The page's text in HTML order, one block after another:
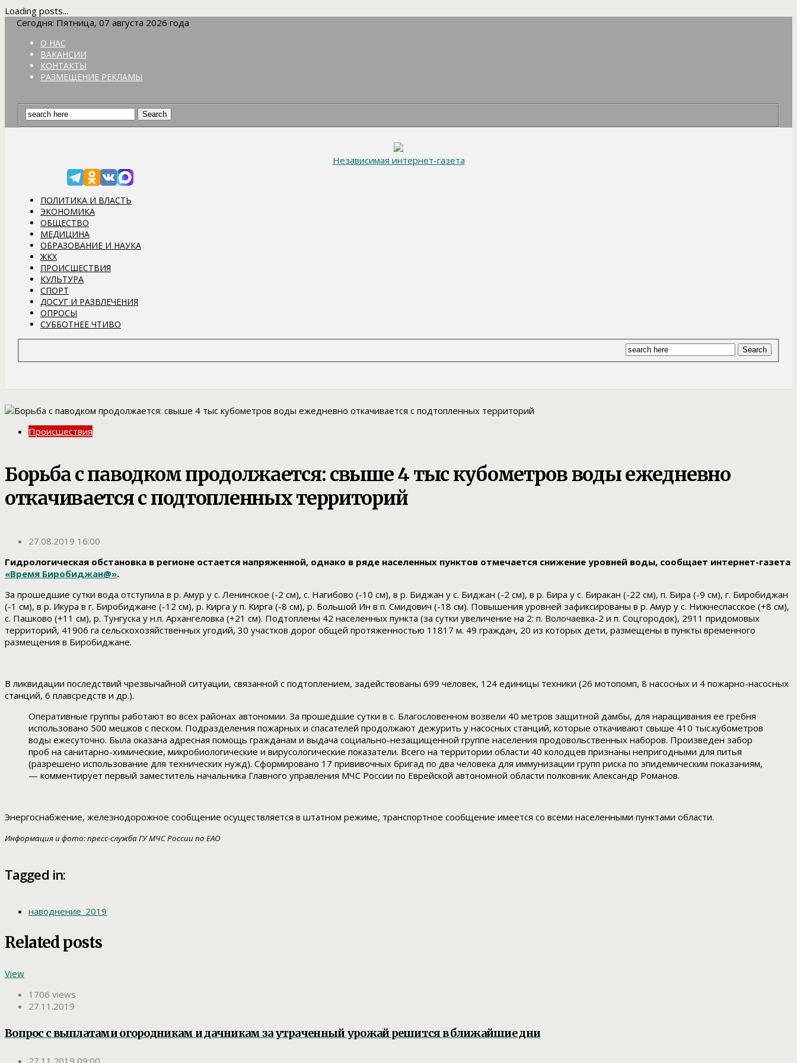
Loading posts...
Сегодня: Пятница, 07 августа 2026 года
О НАС
ВАКАНСИИ
КОНТАКТЫ
РАЗМЕЩЕНИЕ РЕКЛАМЫ
Независимая интернет-газета
ПОЛИТИКА И ВЛАСТЬ
ЭКОНОМИКА
ОБЩЕСТВО
МЕДИЦИНА
ОБРАЗОВАНИЕ И НАУКА
ЖКХ
ПРОИСШЕСТВИЯ
КУЛЬТУРА
СПОРТ
ДОСУГ И РАЗВЛЕЧЕНИЯ
ОПРОСЫ
СУББОТНЕЕ ЧТИВО
Происшествия
Борьба с паводком продолжается: свыше 4 тыс кубометров воды ежедневно
откачивается с подтопленных территорий
27.08.2019 16:00
Гидрологическая обстановка в регионе остается напряженной, однако в ряде населенных пунктов отмечается снижение уровней воды, сообщает интернет-газета
«Время Биробиджан@».
За прошедшие сутки вода отступила в р. Амур у с. Ленинское (-2 см), с. Нагибово (-10 см), в р. Биджан у с. Биджан (-2 см), в р. Бира у с. Биракан (-22 см), п. Бира (-9 см), г. Биробиджан
(-1 см), в р. Икура в г. Биробиджане (-12 см), р. Кирга у п. Кирга (-8 см), р. Большой Ин в п. Смидович (-18 см). Повышения уровней зафиксированы в р. Амур у с. Нижнеспасское (+8 см),
с. Пашково (+11 см), р. Тунгуска у н.п. Архангеловка (+21 см). Подтоплены 42 населенных пункта (за сутки увеличение на 2: п. Волочаевка-2 и п. Соцгородок), 2911 придомовых
территорий, 41906 га сельскохозяйственных угодий, 30 участков дорог общей протяженностью 11817 м. 49 граждан, 20 из которых дети, размещены в пункты временного
размещения в Биробиджане.
В ликвидации последствий чрезвычайной ситуации, связанной с подтоплением, задействованы 699 человек, 124 единицы техники (26 мотопомп, 8 насосных и 4 пожарно-насосных
станций, 6 плавсредств и др.).
Оперативные группы работают во всех районах автономии. За прошедшие сутки в с. Благословенном возвели 40 метров защитной дамбы, для наращивания ее гребня
использовано 500 мешков с песком. Подразделения пожарных и спасателей продолжают дежурить у насосных станций, которые откачивают свыше 410 тыс.кубометров
воды ежесуточно. Была оказана адресная помощь гражданам и выдача социально-незащищенной группе населения продовольственных наборов. Произведен забор
проб на санитарно-химические, микробиологические и вирусологические показатели. Всего на территории области 40 колодцев признаны непригодными для питья
(разрешено использование для технических нужд). Сформировано 17 прививочных бригад по два человека для иммунизации групп риска по эпидемическим показаниям,
— комментирует первый заместитель начальника Главного управления МЧС России по Еврейской автономной области полковник Александр Романов.
Энергоснабжение, железнодорожное сообщение осуществляется в штатном режиме, транспортное сообщение имеется со всеми населенными пунктами области.
Информация и фото: пресс-служба ГУ МЧС России по ЕАО
Tagged in:
наводнение_2019
Related posts
View
1706 views
27.11.2019
Вопрос с выплатами огородникам и дачникам за утраченный урожай решится в ближайшие дни
27.11.2019 09:00